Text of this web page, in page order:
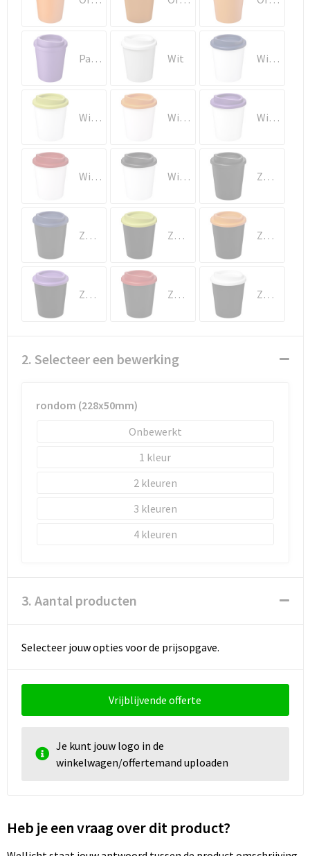
Schoudertassen
Sporttassen
Strandtassen
Toilettassen
Goodiebags
Paars Wit Wit/Blauw
Wit/Lime Wit/Oranje Wit/Paars
Wit/Rood Wit/Zwart Zwart
Zwart/Blauw Zwart/Lime Zwart/Oranje
Zwart/Paars Zwart/Rood Zwart/Wit
2. Selecteer een bewerking
rondom (228x50mm)
Onbewerkt
1
2
3
4
3. Aantal producten
Selecteer jouw opties voor de prijsopgave.
Vrijblijvende offerte
Je kunt jouw logo in de
winkelwagen/offertemand uploaden
Heb je een vraag over dit product?